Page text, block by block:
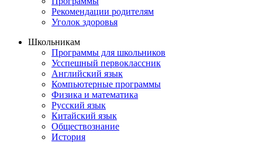
Рекомендации родителям
Уголок здоровья
Школьникам
Программы для школьников
Усспешный первоклассник
Английский язык
Компьютерные программы
Физика и математика
Русский язык
Китайский язык
Обществознание
История